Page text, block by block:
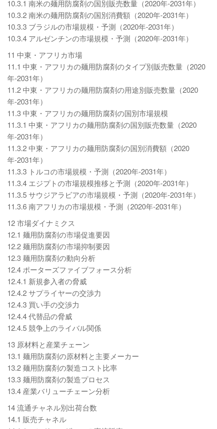
10.3.1 南米の麺用防腐剤の国別販売数量（2020年-2031年）
10.3.2 南米の麺用防腐剤の国別消費額（2020年-2031年）
10.3.3 ブラジルの市場規模・予測（2020年-2031年）
10.3.4 アルゼンチンの市場規模・予測（2020年-2031年）
11 中東・アフリカ市場
11.1 中東・アフリカの麺用防腐剤のタイプ別販売数量（2020
年-2031年）
11.2 中東・アフリカの麺用防腐剤の用途別販売数量（2020
年-2031年）
11.3 中東・アフリカの麺用防腐剤の国別市場規模
11.3.1 中東・アフリカの麺用防腐剤の国別販売数量（2020
年-2031年）
11.3.2 中東・アフリカの麺用防腐剤の国別消費額（2020
年-2031年）
11.3.3 トルコの市場規模・予測（2020年-2031年）
11.3.4 エジプトの市場規模推移と予測（2020年-2031年）
11.3.5 サウジアラビアの市場規模・予測（2020年-2031年）
11.3.6 南アフリカの市場規模・予測（2020年-2031年）
12 市場ダイナミクス
12.1 麺用防腐剤の市場促進要因
12.2 麺用防腐剤の市場抑制要因
12.3 麺用防腐剤の動向分析
12.4 ポーターズファイブフォース分析
12.4.1 新規参入者の脅威
12.4.2 サプライヤーの交渉力
12.4.3 買い手の交渉力
12.4.4 代替品の脅威
12.4.5 競争上のライバル関係
13 原材料と産業チェーン
13.1 麺用防腐剤の原材料と主要メーカー
13.2 麺用防腐剤の製造コスト比率
13.3 麺用防腐剤の製造プロセス
13.4 産業バリューチェーン分析
14 流通チャネル別出荷台数
14.1 販売チャネル